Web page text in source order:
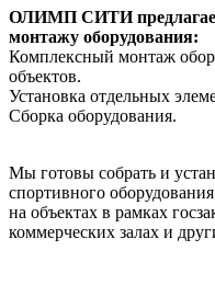
ОЛИМП СИТИ предлагает
монтажу оборудования:
Комплексный монтаж
объектов.
Установка отдельных
Сборка оборудования.
Мы готовы собрать и
спортивного
на объектах в рамках
коммерческих залах и